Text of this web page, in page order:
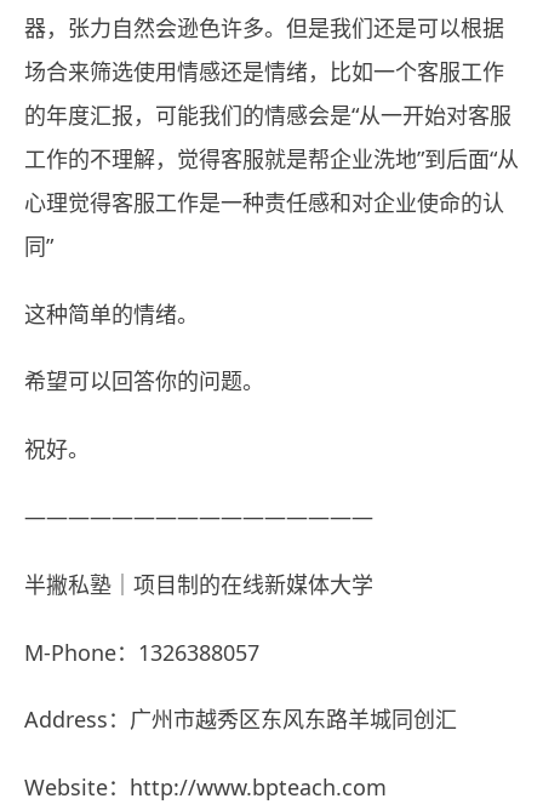
器，张力自然会逊色许多。但是我们还是可以根据
场合来筛选使用情感还是情绪，比如一个客服工作
的年度汇报，可能我们的情感会是“从一开始对客服
工作的不理解，觉得客服就是帮企业洗地”到后面“从
心理觉得客服工作是一种责任感和对企业使命的认
同”
这种简单的情绪。
希望可以回答你的问题。
祝好。
————————————————
半撇私塾｜项目制的在线新媒体大学
M-Phone：1326388057
Address：广州市越秀区东风东路羊城同创汇
Website： http://www.bpteach.com